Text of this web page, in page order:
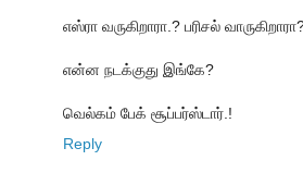
எஸ்ரா வருகிறாரா.? பரிசல்
என்ன நடக்குது இங்கே?
வெல்கம் பேக் சூப்பர்ஸ்டார்.!
Reply